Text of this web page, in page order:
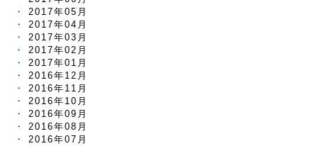
2017年05月
2017年04月
2017年03月
2017年02月
2017年01月
2016年12月
2016年11月
2016年10月
2016年09月
2016年08月
2016年07月